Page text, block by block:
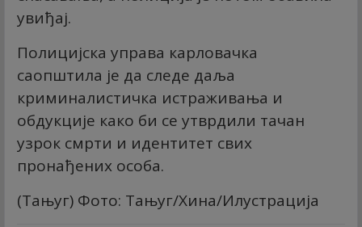
увиђај.
Полицијска управа карловачка
саопштила је да следе даља
криминалистичка истраживања и
обдукције како би се утврдили тачан
узрок смрти и идентитет свих
пронађених особа.
(Тањуг) Фото: Тањуг/Хина/Илустрација